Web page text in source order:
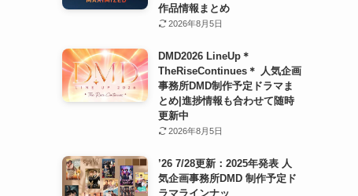
作品情報まとめ
2026年8月5日
DMD2026 LineUp＊
TheRiseContinues＊ 人気企画
事務所DMD制作予定ドラマま
とめ|進捗情報も合わせて随時
更新中
2026年8月5日
’26 7/28更新：2025年発表 人
気企画事務所DMD 制作予定ド
ラマラインナッ